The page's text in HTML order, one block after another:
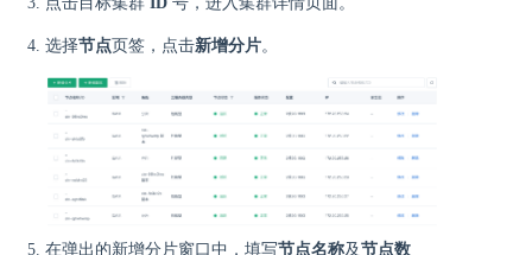
选择节点页签，点击新增分片。
在弹出的新增分片窗口中，填写节点名称及节点数